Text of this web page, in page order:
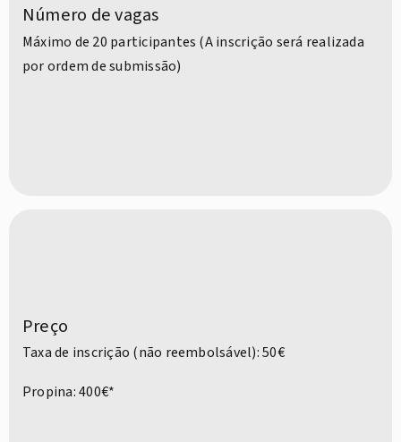
Número de vagas
Máximo de 20 participantes (A inscrição será realizada
por ordem de submissão)
Preço
Taxa de inscrição (não reembolsável): 50€
Propina: 400€*